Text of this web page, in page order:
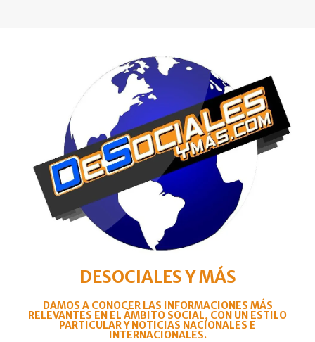
DESOCIALES Y MÁS
DAMOS A CONOCER LAS INFORMACIONES MÁS
RELEVANTES EN EL ÁMBITO SOCIAL, CON UN ESTILO
PARTICULAR Y NOTICIAS NACIONALES E
INTERNACIONALES.